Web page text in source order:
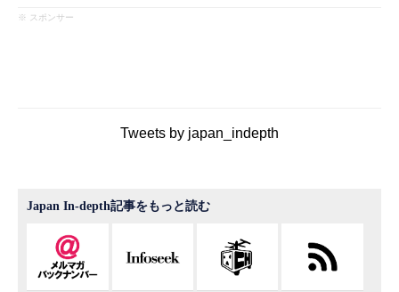
※ スポンサー
Tweets by japan_indepth
Japan In-depth記事をもっと読む